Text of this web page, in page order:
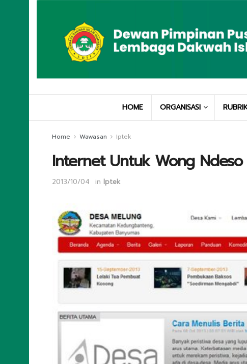
HOME ORGANISASI
Home Wawasan Iptek
Internet Untuk Wong Ndeso
2013/10/04 in Iptek